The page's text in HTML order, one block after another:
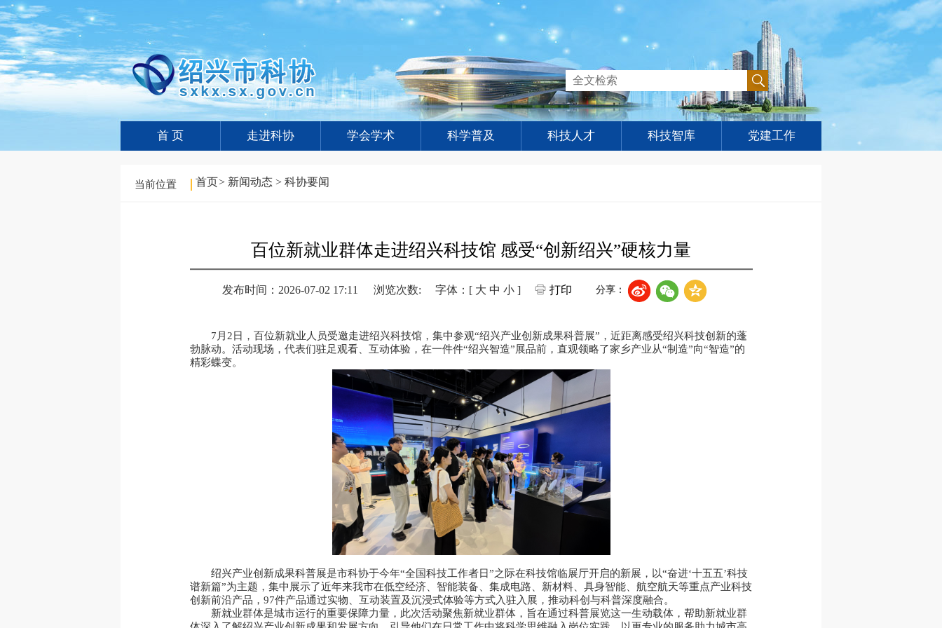
首 页 走进科协 学会学术 科学普及 科技人才 科技智库 党建工作
当前位置 首页> 新闻动态 > 科协要闻
百位新就业群体走进绍兴科技馆 感受“创新绍兴”硬核力量
发布时间：2026-07-02 17:11 浏览次数: 字体：[ 大 中 小] 打印 分享：
7月2日，百位新就业人员受邀走进绍兴科技馆，集中参观“绍兴产业创新成果科普展”，近距离感受绍兴科技创新的蓬
勃脉动。活动现场，代表们驻足观看、互动体验，在一件件“绍兴智造”展品前，直观领略了家乡产业从“制造”向“智造”的
精彩蝶变。
绍兴产业创新成果科普展是市科协于今年“全国科技工作者日”之际在科技馆临展厅开启的新展，以“奋进‘十五五’科技
谱新篇”为主题，集中展示了近年来我市在低空经济、智能装备、集成电路、新材料、具身智能、航空航天等重点产业科技
创新前沿产品，97件产品通过实物、互动装置及沉浸式体验等方式入驻入展，推动科创与科普深度融合。
新就业群体是城市运行的重要保障力量，此次活动聚焦新就业群体，旨在通过科普展览这一生动载体，帮助新就业群